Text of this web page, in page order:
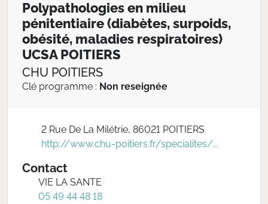
Polypathologies en milieu
pénitentiaire (diabètes, surpoids,
obésité, maladies respiratoires)
UCSA POITIERS
CHU POITIERS
Clé programme : Non reseignée
2 Rue De La Milétrie, 86021 POITIERS
http://www.chu-poitiers.fr/specialites/...
Contact
VIE LA SANTE
05 49 44 48 18